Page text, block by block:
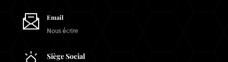
Email
Nous écrire
Siège Social